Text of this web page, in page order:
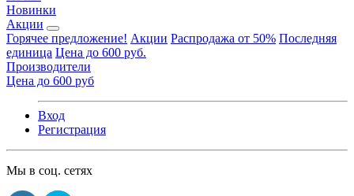
Новинки
Акции
Горячее предложение! Акции Распродажа от 50% Последняя
единица Цена до 600 руб.
Производители
Цена до 600 руб
Вход
Регистрация
Мы в соц. сетях